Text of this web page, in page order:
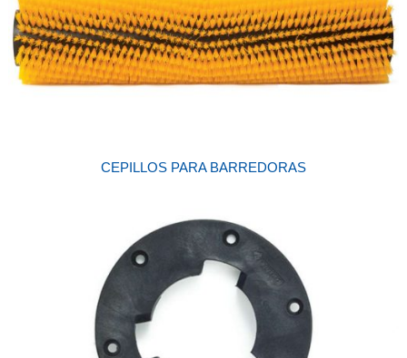
CEPILLOS PARA BARREDORAS